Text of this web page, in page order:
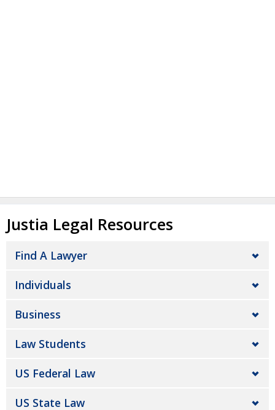
Justia Legal Resources
Find A Lawyer
Individuals
Business
Law Students
US Federal Law
US State Law